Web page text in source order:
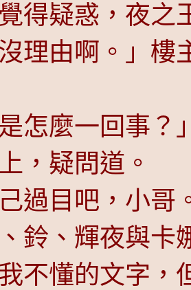
覺得疑惑，夜
理由啊。」樓
是怎麼一回事
，疑問道。
己過目吧，小
鈴、輝夜與卡
不懂的文字，